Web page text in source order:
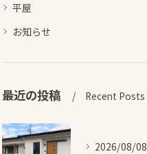
平屋
お知らせ
最近の投稿 Recent Posts
2026/08/08